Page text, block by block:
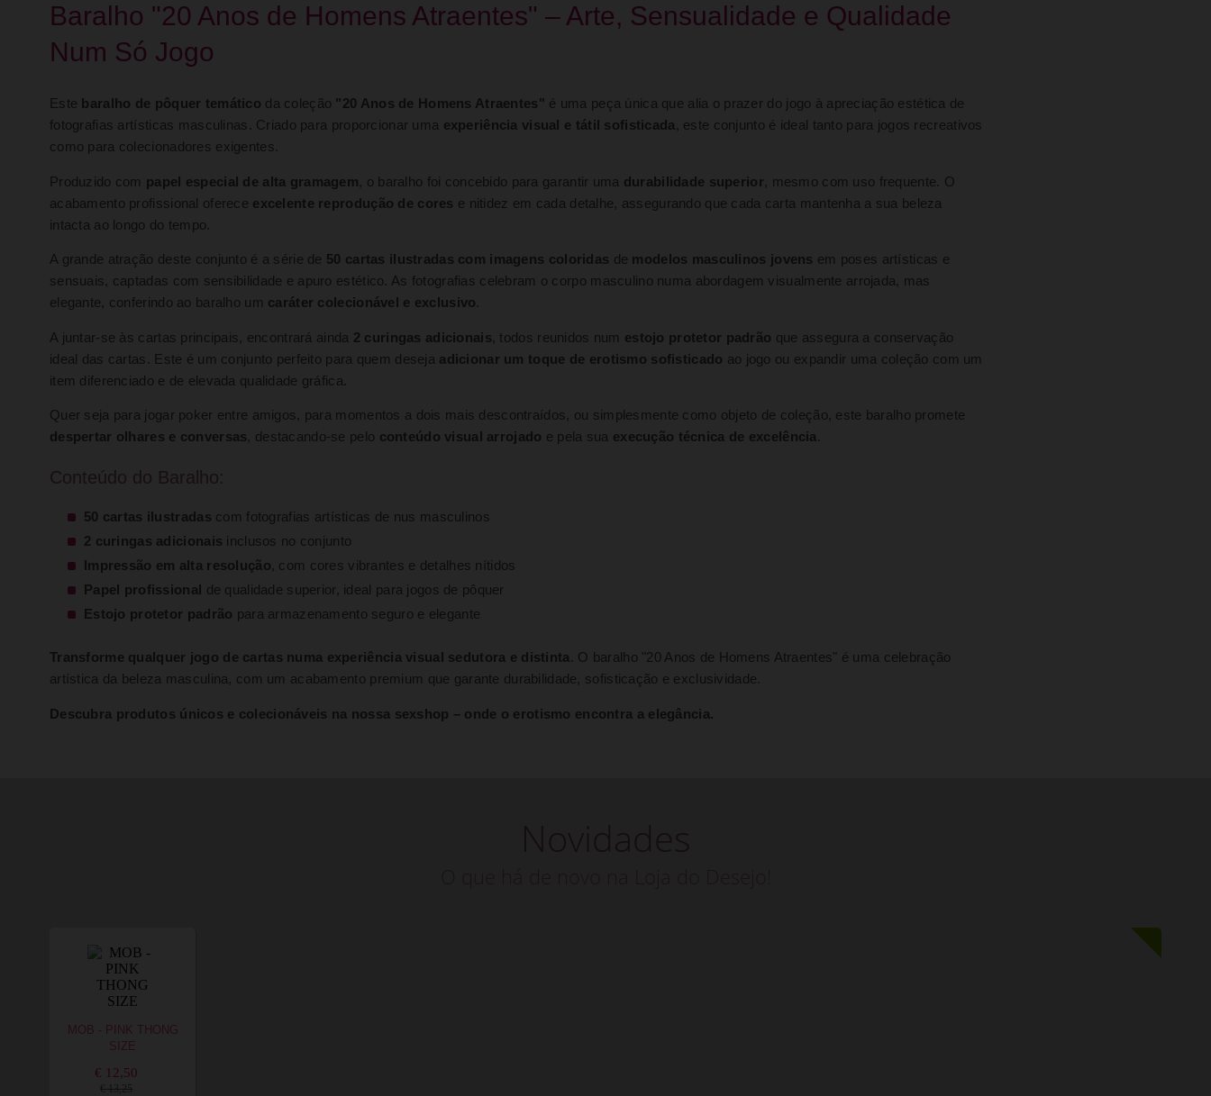
Baralho "20 Anos de Homens Atraentes" – Arte, Sensualidade e Qualidade
Num Só Jogo
Este baralho de pôquer temático da coleção "20 Anos de Homens Atraentes" é uma peça única que alia o prazer do jogo à apreciação estética de
fotografias artísticas masculinas. Criado para proporcionar uma experiência visual e tátil sofisticada , este conjunto é ideal tanto para jogos recreativos
como para colecionadores exigentes.
Produzido com papel especial de alta gramagem, o baralho foi concebido para garantir uma durabilidade superior, mesmo com uso frequente. O
acabamento profissional oferece excelente reprodução de cores e nitidez em cada detalhe, assegurando que cada carta mantenha a sua beleza
intacta ao longo do tempo.
A grande atração deste conjunto é a série de 50 cartas ilustradas com imagens coloridas de modelos masculinos jovens em poses artísticas e
sensuais, captadas com sensibilidade e apuro estético. As fotografias celebram o corpo masculino numa abordagem visualmente arrojada, mas
elegante, conferindo ao baralho um caráter colecionável e exclusivo
A juntar-se às cartas principais, encontrará ainda 2 curingas adicionais, todos reunidos num estojo protetor padrão que assegura a conservação
ideal das cartas. Este é um conjunto perfeito para quem deseja adicionar um toque de erotismo sofisticado ao jogo ou expandir uma coleção com um
item diferenciado e de elevada qualidade gráfica.
Quer seja para jogar poker entre amigos, para momentos a dois mais descontraídos, ou simplesmente como objeto de coleção, este baralho promete
despertar olhares e conversas, destacando-se pelo conteúdo visual arrojado e pela sua execução técnica de excelência
Conteúdo do Baralho:
50 cartas ilustradas com fotografias artísticas de nus masculinos
2 curingas adicionais inclusos no conjunto
Impressão em alta resolução, com cores vibrantes e detalhes nítidos
Papel profissional
de qualidade superior, ideal para jogos de pôquer
Estojo protetor padrão para armazenamento seguro e elegante
Transforme qualquer jogo de cartas numa experiência visual sedutora e distinta
. O baralho "20 Anos de Homens Atraentes" é uma celebração
artística da beleza masculina, com um acabamento premium que garante durabilidade, sofisticação e exclusividade.
Descubra produtos únicos e colecionáveis na nossa sexshop – onde o erotismo encontra a elegância.
MOB - PINK THONG
SIZE
€ 12,50
€ 13,25